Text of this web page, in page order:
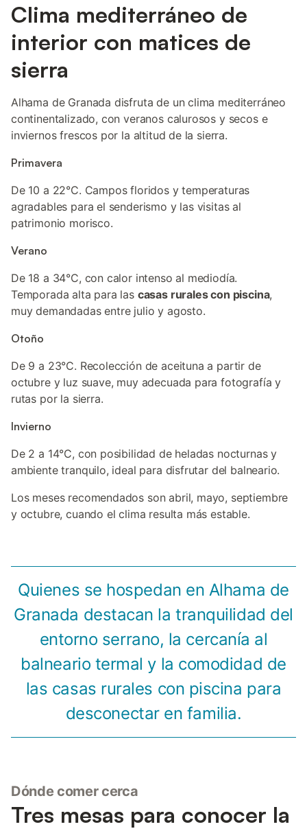
Clima mediterráneo de
interior con matices de
sierra
Alhama de Granada disfruta de un clima mediterráneo
continentalizado, con veranos calurosos y secos e
inviernos frescos por la altitud de la sierra.
Primavera
De 10 a 22°C. Campos floridos y temperaturas
agradables para el senderismo y las visitas al
patrimonio morisco.
Verano
De 18 a 34°C, con calor intenso al mediodía.
Temporada alta para las casas rurales con piscina,
muy demandadas entre julio y agosto.
Otoño
De 9 a 23°C. Recolección de aceituna a partir de
octubre y luz suave, muy adecuada para fotografía y
rutas por la sierra.
Invierno
De 2 a 14°C, con posibilidad de heladas nocturnas y
ambiente tranquilo, ideal para disfrutar del balneario.
Los meses recomendados son abril, mayo, septiembre
y octubre, cuando el clima resulta más estable.
Quienes se hospedan en Alhama de
Granada destacan la tranquilidad del
entorno serrano, la cercanía al
balneario termal y la comodidad de
las casas rurales con piscina para
desconectar en familia.
Dónde comer cerca
Tres mesas para conocer la